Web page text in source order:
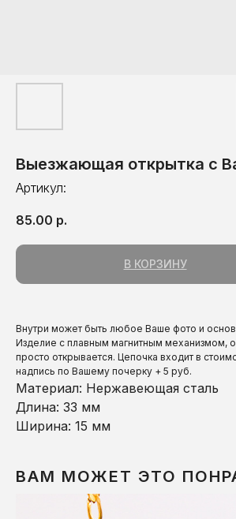
Выезжающая открытка с
Артикул:
85.00 р.
В КОРЗИНУ
Внутри может быть любое Ваше фото и
Изделие с плавным магнитным механизмом,
просто открывается. Цепочка входит в
надпись по Вашему почерку + 5 руб.
Материал: Нержавеющая сталь
Длина: 33 мм
Ширина: 15 мм
ВАМ МОЖЕТ ЭТО